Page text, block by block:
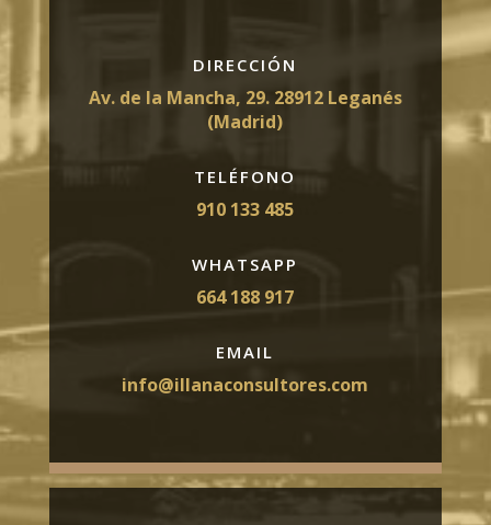
DIRECCIÓN
Av. de la Mancha, 29. 28912 Leganés
(Madrid)
TELÉFONO
910 133 485
WHATSAPP
664 188 917
EMAIL
info@illanaconsultores.com